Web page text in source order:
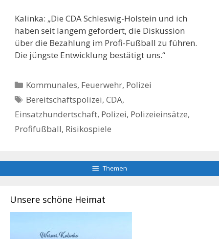
Kalinka: „Die CDA Schleswig-Holstein und ich
haben seit langem gefordert, die Diskussion
über die Bezahlung im Profi-Fußball zu führen.
Die jüngste Entwicklung bestätigt uns.“
Kategorien
Kommunales, Feuerwehr, Polizei
Schlagwörter
Bereitschaftspolizei,CDA,
Einsatzhundertschaft, Polizei, Polizeieinsätze,
Profifußball, Risikospiele
Themen
Unsere schöne Heimat